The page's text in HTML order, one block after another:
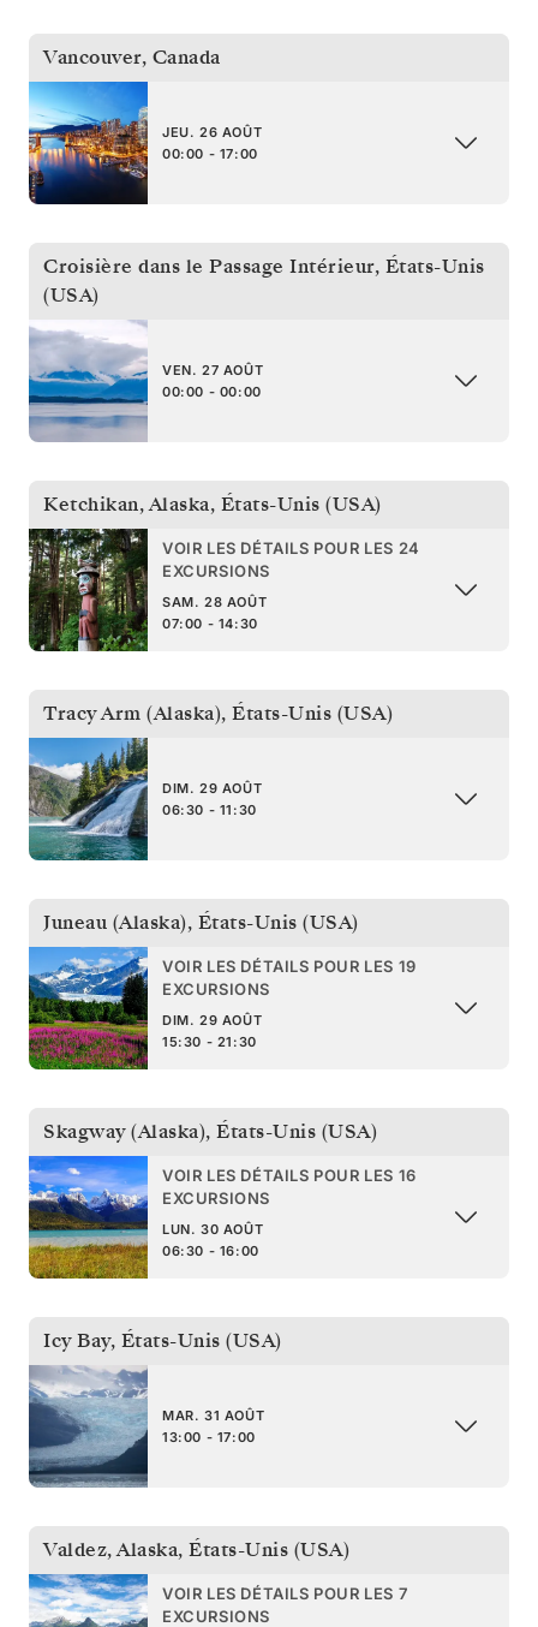
Vancouver, Canada
JEU. 26 AOÛT
00:00 - 17:00
Croisière dans le Passage Intérieur, États-Unis
(USA)
VEN. 27 AOÛT
00:00 - 00:00
Ketchikan, Alaska, États-Unis (USA)
VOIR LES DÉTAILS POUR LES 24
EXCURSIONS
SAM. 28 AOÛT
07:00 - 14:30
Tracy Arm (Alaska), États-Unis (USA)
DIM. 29 AOÛT
06:30 - 11:30
Juneau (Alaska), États-Unis (USA)
VOIR LES DÉTAILS POUR LES 19
EXCURSIONS
DIM. 29 AOÛT
15:30 - 21:30
Skagway (Alaska), États-Unis (USA)
VOIR LES DÉTAILS POUR LES 16
EXCURSIONS
LUN. 30 AOÛT
06:30 - 16:00
Icy Bay, États-Unis (USA)
MAR. 31 AOÛT
13:00 - 17:00
Valdez, Alaska, États-Unis (USA)
VOIR LES DÉTAILS POUR LES 7
EXCURSIONS